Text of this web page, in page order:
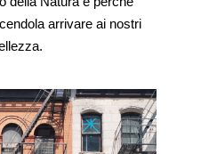
arrivare ai nostri